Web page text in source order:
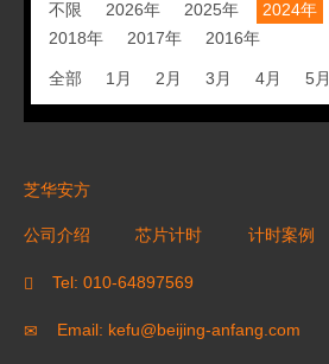
不限 2026年 2025年 2024年
2018年
2017年 2016年
全部 1月 2月 3月 4月 5月
芝华安方
公司介绍 芯片计时 计时案例
Tel: 010-64897569
Email: kefu@beijing-anfang.com